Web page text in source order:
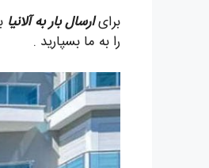
برایارسال بار به آلانیا
را به ما بسپارید .